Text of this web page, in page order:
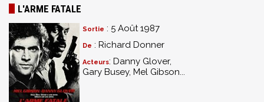
L'ARME FATALE
Sortie : 5 Août 1987
De : Richard Donner
Acteurs: Danny Glover,
Gary Busey, Mel Gibson...